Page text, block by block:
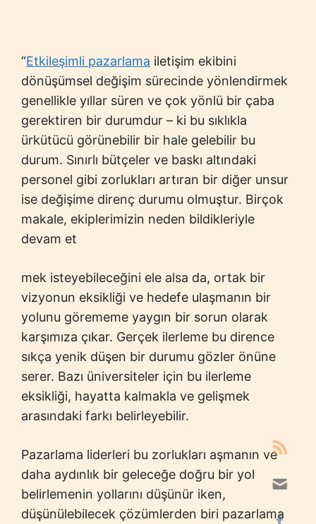
“Etkileşimli pazarlama iletişim ekibini
dönüşümsel değişim sürecinde yönlendirmek
genellikle yıllar süren ve çok yönlü bir çaba
gerektiren bir durumdur – ki bu sıklıkla
ürkütücü görünebilir bir hale gelebilir bu
durum. Sınırlı bütçeler ve baskı altındaki
personel gibi zorlukları artıran bir diğer unsur
ise değişime direnç durumu olmuştur. Birçok
makale, ekiplerimizin neden bildikleriyle
devam et
mek isteyebileceğini ele alsa da, ortak bir
vizyonun eksikliği ve hedefe ulaşmanın bir
yolunu görememe yaygın bir sorun olarak
karşımıza çıkar. Gerçek ilerleme bu dirence
sıkça yenik düşen bir durumu gözler önüne
serer. Bazı üniversiteler için bu ilerleme
eksikliği, hayatta kalmakla ve gelişmek
arasındaki farkı belirleyebilir.
Pazarlama liderleri bu zorlukları aşmanın ve
daha aydınlık bir geleceğe doğru bir yol
belirlemenin yollarını düşünür iken,
düşünülebilecek çözümlerden biri pazarlama